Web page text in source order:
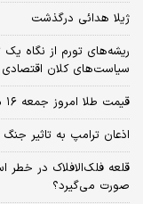
ژیلا هدائی درگذشت
ریشه‌های تورم از نگاه
سیاست‌های کلان
قیمت طلا امروز جمعه ۱۶ مرداد ۱۴۰۵/ افزایش قیمت طلا
اذعان ترامپ به تاثیر جنگ
قلعه فلک‌الافلاک در خطر
صورت می‌گیرد؟